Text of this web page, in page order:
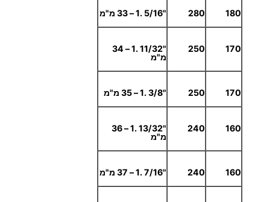
180
280 "5/16 .1 – 33 מ"מ
170
250
"11/32 .1 – 34
מ"מ
170
250 "3/8 .1 – 35 מ"מ
160
240
"13/32 .1 – 36
מ"מ
160
240 "7/16 .1 – 37 מ"מ